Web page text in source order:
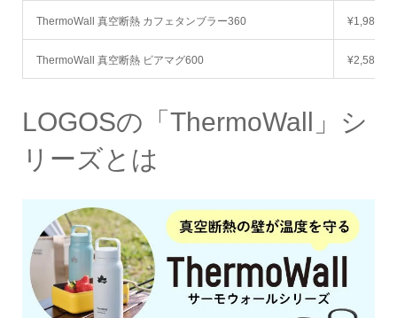
ThermoWall 真空断熱 カフェタンブラー360 ¥1,980
ThermoWall 真空断熱 ビアマグ600 ¥2,580
LOGOSの「ThermoWall」シ
リーズとは